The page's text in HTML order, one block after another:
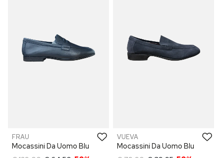
FRAU
Mocassini Da Uomo Blu
VUEVA
Mocassini Da Uomo Blu